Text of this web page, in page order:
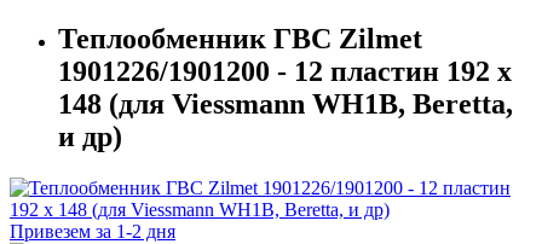
Теплообменник ГВС Zilmet
1901226/1901200 - 12 пластин 192 x
148 (для Viessmann WH1B, Beretta,
и др)
Привезем за 1-2 дня